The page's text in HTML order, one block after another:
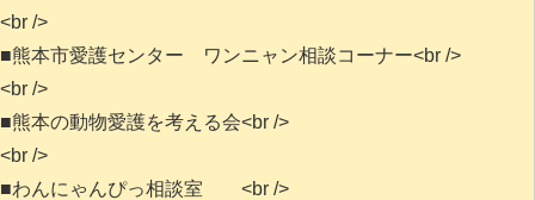
<br />
■熊本市愛護センター ワンニャン相談コーナー<br />
<br />
■熊本の動物愛護を考える会<br />
<br />
■わんにゃんぴっ相談室 <br />